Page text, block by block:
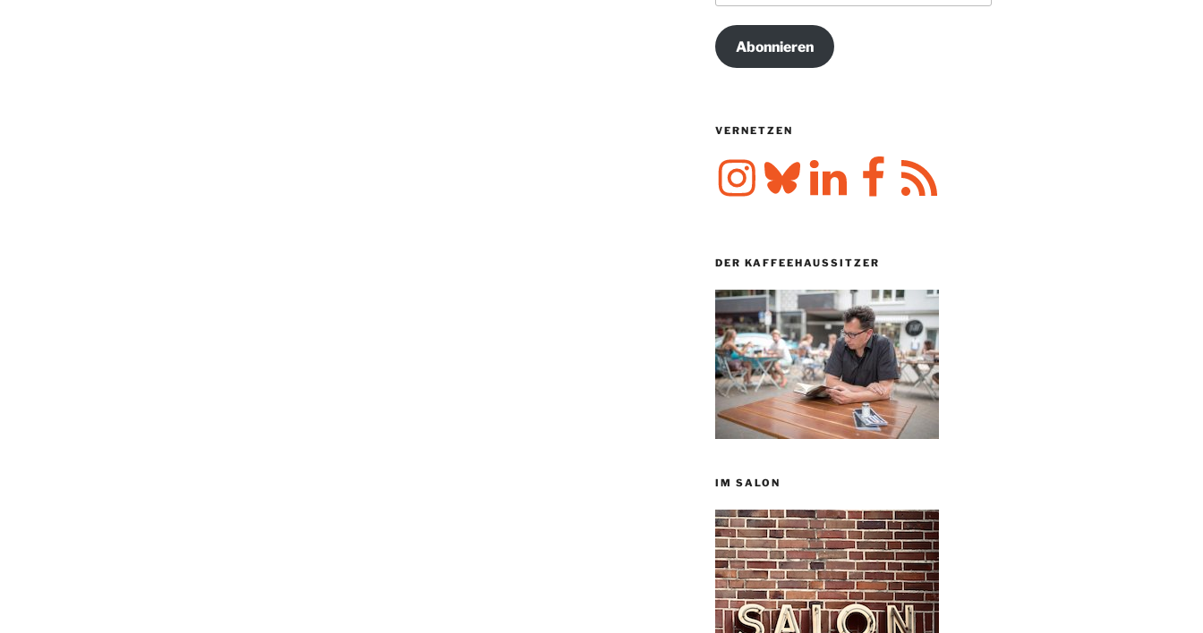
Adresse
Abonnieren
VERNETZEN
InstagramBluesky LinkedIn FacebookRSS-
Feed
DER KAFFEEHAUSSITZER
IM SALON